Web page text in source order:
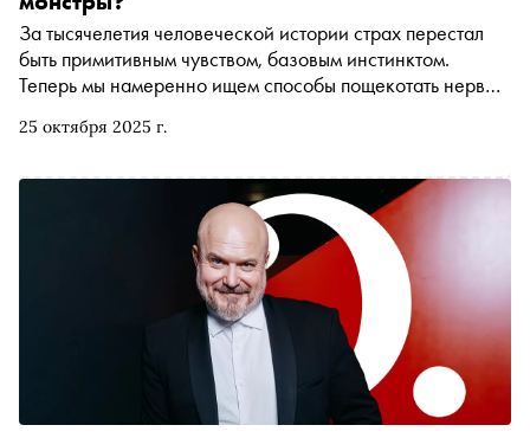
25 октября 2025 г.
За тысячелетия человеческой истории страх перестал
быть примитивным чувством, базовым инстинктом.
Теперь мы намеренно ищем способы пощекотать нервы
подкидывает поп-культура. В преддверии Хэллоуина
исследующих чудовищ — от истории вампиров до
человеческих демонов